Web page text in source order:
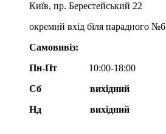
Київ, пр. Берестейський 22
окремий вхід біля парадного №6
Самовивіз:
Пн-Пт
10:00-18:00
Сб
вихідний
Нд
вихідний